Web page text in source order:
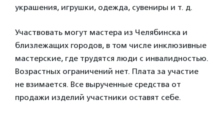
украшения, игрушки, одежда, сувениры и т. д.
Участвовать могут мастера из Челябинска и
близлежащих городов, в том числе инклюзивные
мастерские, где трудятся люди с инвалидностью.
Возрастных ограничений нет. Плата за участие
не взимается. Все вырученные средства от
продажи изделий участники оставят себе.